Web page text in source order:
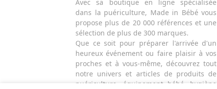
Avec sa boutique en ligne spécialisée
dans la puériculture, Made in Bébé vous
propose plus de 20 000 références et une
sélection de plus de 300 marques.
Que ce soit pour préparer l'arrivée d'un
heureux événement ou faire plaisir à vos
proches et à vous-même, découvrez tout
notre univers et articles de produits de
puériculture, équipement bébé, hygiène